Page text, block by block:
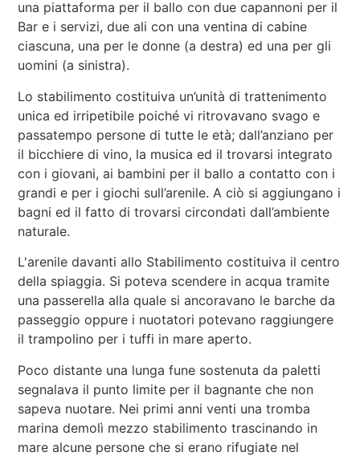
una piattaforma per il ballo con due capannoni per il
Bar e i servizi, due ali con una ventina di cabine
ciascuna, una per le donne (a destra) ed una per gli
uomini (a sinistra).
Lo stabilimento costituiva un’unità di trattenimento
unica ed irripetibile poiché vi ritrovavano svago e
passatempo persone di tutte le età; dall’anziano per
il bicchiere di vino, la musica ed il trovarsi integrato
con i giovani, ai bambini per il ballo a contatto con i
grandi e per i giochi sull’arenile. A ciò si aggiungano i
bagni ed il fatto di trovarsi circondati dall’ambiente
naturale.
L'arenile davanti allo Stabilimento costituiva il centro
della spiaggia. Si poteva scendere in acqua tramite
una passerella alla quale si ancoravano le barche da
passeggio oppure i nuotatori potevano raggiungere
il trampolino per i tuffi in mare aperto.
Poco distante una lunga fune sostenuta da paletti
segnalava il punto limite per il bagnante che non
sapeva nuotare. Nei primi anni venti una tromba
marina demolì mezzo stabilimento trascinando in
mare alcune persone che si erano rifugiate nel